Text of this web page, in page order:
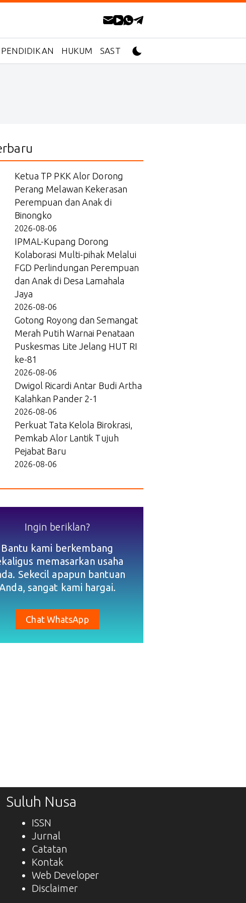
PENDIDIKAN HUKUM SASTRA
Ketua TP PKK Alor Dorong
Perang Melawan Kekerasan
Perempuan dan Anak di
Binongko
2026-08-06
IPMAL-Kupang Dorong
Kolaborasi Multi-pihak Melalui
FGD Perlindungan Perempuan
dan Anak di Desa Lamahala
Jaya
2026-08-06
Gotong Royong dan Semangat
Merah Putih Warnai Penataan
Puskesmas Lite Jelang HUT RI
ke-81
2026-08-06
Dwigol Ricardi Antar Budi Artha
Kalahkan Pander 2-1
2026-08-06
Perkuat Tata Kelola Birokrasi,
Pemkab Alor Lantik Tujuh
Pejabat Baru
2026-08-06
Ingin beriklan?
Bantu kami berkembang
memasarkan usaha
Sekecil apapun bantuan
sangat kami hargai.
Chat WhatsApp
Suluh Nusa
ISSN
Jurnal
Catatan
Kontak
Web Developer
Disclaimer